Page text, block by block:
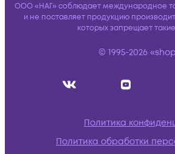
ООО «НАГ» соблюдает международное
и не поставляет продукцию
которых запрещает
© 1995-2026
Политика
Политика обработки